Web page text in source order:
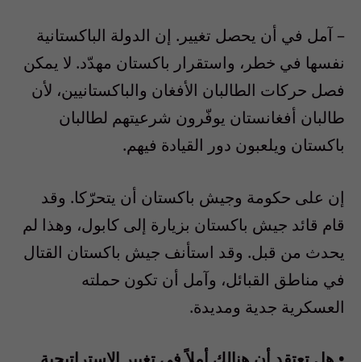
– آمل في أن يحصل تغيير. إن الدولة الباكستانية
نفسها في خطر، واستقرار باكستان مهدّد. لا يمكن
فصل حركات الطالبان الأفغان والباكستانيين، لأن
طالبان أفغانستان يوفّرون شرعيتهم لطالبان
باكستان ويلعبون دور القيادة فيهم.
إن على حكومة وجيش باكستان أن يتحرّكا. وقد
قام قائد جيش باكستان بزيارة إلى كابول، وهذا لم
يحدث من قبل. وقد استأنف جيش باكستان القتال
في مناطق القبائل، وآمل أن تكون حملته
العسكرية جدية ومديدة.